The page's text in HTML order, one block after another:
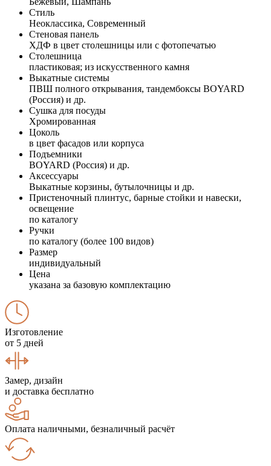
Стиль
Неоклассика, Современный
Стеновая панель
ХДФ в цвет столешницы или с фотопечатью
Столешница
пластиковая; из искусственного камня
Выкатные системы
ПВШ полного открывания, тандембоксы BOYARD
(Россия) и др.
Сушка для посуды
Хромированная
Цоколь
в цвет фасадов или корпуса
Подъемники
BOYARD (Россия) и др.
Аксессуары
Выкатные корзины, бутылочницы и др.
Пристеночный плинтус, барные стойки и навески,
освещение
по каталогу
Ручки
по каталогу (более 100 видов)
Размер
индивидуальный
Цена
указана за базовую комплектацию
Изготовление
от 5 дней
Замер, дизайн
и доставка бесплатно
Оплата наличными, безналичный расчёт